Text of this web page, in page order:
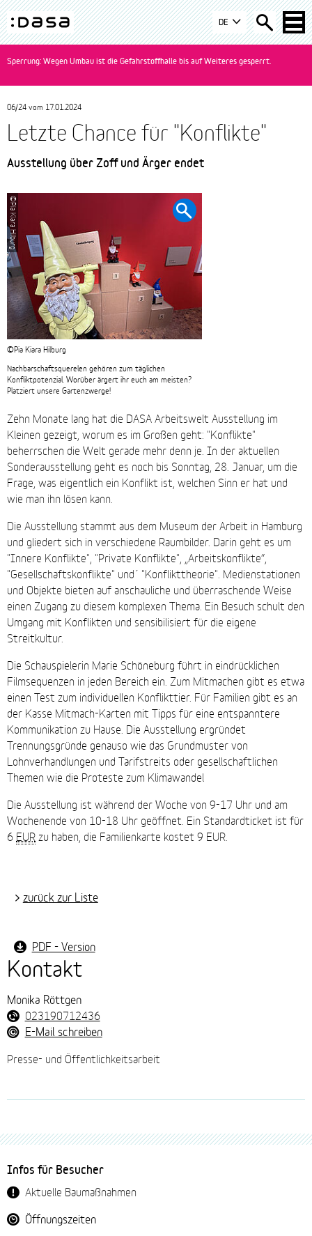
Zur
Navigation
springen
Zum
Inhalt
springen
Zur
Suche
springen
DASA
-
Startseite
wechseln
DE
Sperrung: Wegen Umbau ist die Gefahrstoffhalle bis auf Weiteres gesperrt.
06/24 vom 17.01.2024
Letzte Chance für "Konflikte"
Ausstellung über Zoff und Ärger endet
©Pia Kiara Hilburg
©Pia Kiara Hilburg
Nachbarschaftsquerelen gehören zum täglichen
Konfliktpotenzial. Worüber ärgert ihr euch am meisten?
Platziert unsere Gartenzwerge!
Zehn Monate lang hat die DASA Arbeitswelt Ausstellung im
Kleinen gezeigt, worum es im Großen geht: "Konflikte"
beherrschen die Welt gerade mehr denn je. In der aktuellen
Sonderausstellung geht es noch bis Sonntag, 28. Januar, um die
Frage, was eigentlich ein Konflikt ist, welchen Sinn er hat und
wie man ihn lösen kann.
Die Ausstellung stammt aus dem Museum der Arbeit in Hamburg
und gliedert sich in verschiedene Raumbilder. Darin geht es um
"Innere Konflikte", "Private Konflikte", „Arbeitskonflikte“,
"Gesellschaftskonflikte" und´ "Konflikttheorie". Medienstationen
und Objekte bieten auf anschauliche und überraschende Weise
einen Zugang zu diesem komplexen Thema. Ein Besuch schult den
Umgang mit Konflikten und sensibilisiert für die eigene
Streitkultur.
Die Schauspielerin Marie Schöneburg führt in eindrücklichen
Filmsequenzen in jeden Bereich ein. Zum Mitmachen gibt es etwa
einen Test zum individuellen Konflikttier. Für Familien gibt es an
der Kasse Mitmach-Karten mit Tipps für eine entspanntere
Kommunikation zu Hause. Die Ausstellung ergründet
Trennungsgründe genauso wie das Grundmuster von
Lohnverhandlungen und Tarifstreits oder gesellschaftlichen
Themen wie die Proteste zum Klimawandel
Die Ausstellung ist während der Woche von 9-17 Uhr und am
Wochenende von 10-18 Uhr geöffnet. Ein Standardticket ist für
6 EUR zu haben, die Familienkarte kostet 9 EUR.
zurück zur Liste
PDF - Version
Kontakt
Monika Röttgen
023190712436
E-Mail schreiben
Presse- und Öffentlichkeitsarbeit
Fussbereich-
Navigation
Infos für Besucher
Aktuelle Baumaßnahmen
Öffnungszeiten